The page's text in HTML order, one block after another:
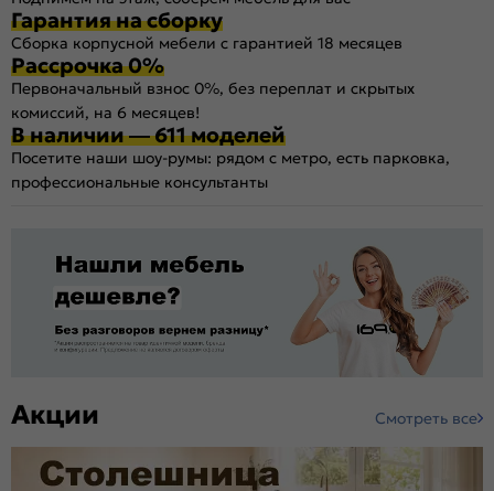
Гарантия на сборку
Сборка корпусной мебели с гарантией 18 месяцев
Рассрочка 0%
Первоначальный взнос 0%, без переплат и скрытых
комиссий, на 6 месяцев!
В наличии — 611 моделей
Посетите наши шоу-румы: рядом с метро, есть парковка,
профессиональные консультанты
Акции Смотреть все